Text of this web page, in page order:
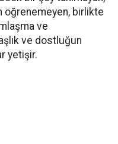
öğrenemeyen, birlikte
ve
ve dostluğun
yetişir.